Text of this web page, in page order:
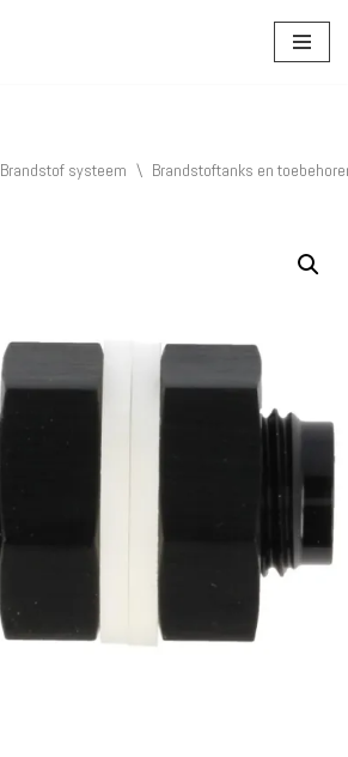
Brandstof systeem \ Brandstoftanks en